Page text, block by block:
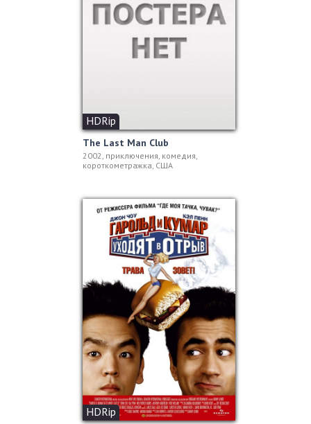
HDRip
The Last Man Club
2002, приключения, комедия,
короткометражка, США
HDRip